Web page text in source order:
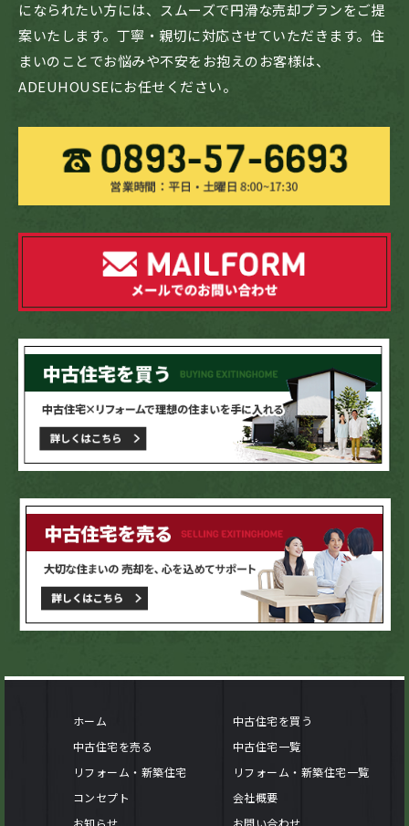
になられたい方には、スムーズで円滑な売却プランをご提
案いたします。丁寧・親切に対応させていただきます。住
まいのことでお悩みや不安をお抱えのお客様は、
ADEUHOUSEにお任せください。
ホーム
中古住宅を買う
中古住宅を売る
中古住宅一覧
リフォーム・新築住宅
リフォーム・新築住宅一覧
コンセプト
会社概要
お知らせ
お問い合わせ